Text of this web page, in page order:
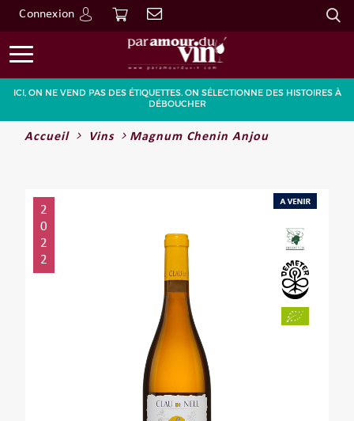
Connexion
Go
ICI, ON NE VEND PAS DES ÉTIQUETTES. ON SÉLECTIONNE DES HISTOIRES À
DÉBOUCHER
Accueil Vins Magnum Chenin Anjou
2
0
2
2